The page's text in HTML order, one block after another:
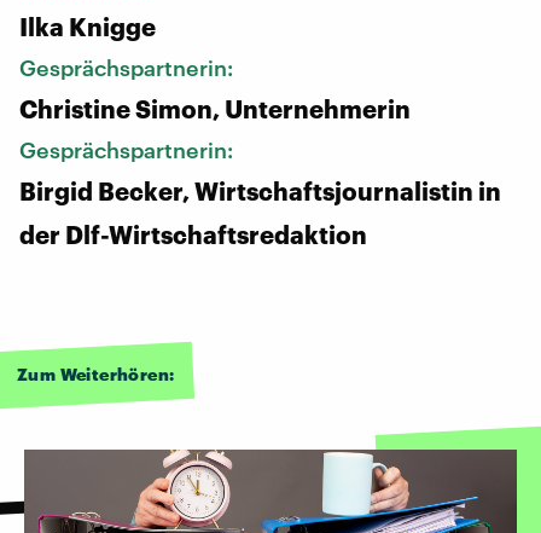
Ilka Knigge
Gesprächspartnerin:
Christine Simon, Unternehmerin
Gesprächspartnerin:
Birgid Becker, Wirtschaftsjournalistin in
der Dlf-Wirtschaftsredaktion
Zum Weiterhören: